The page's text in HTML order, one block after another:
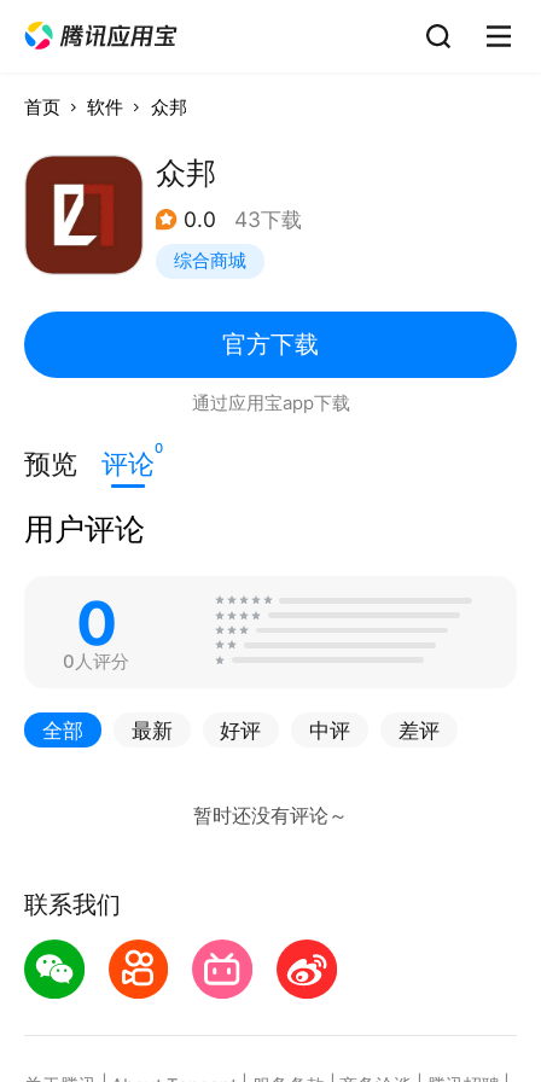
首页 软件 众邦
众邦
0.0 43下载
综合商城
官方下载
通过应用宝app下载
预览 评论0
用户评论
0
0人评分
全部 最新 好评 中评 差评
联系我们